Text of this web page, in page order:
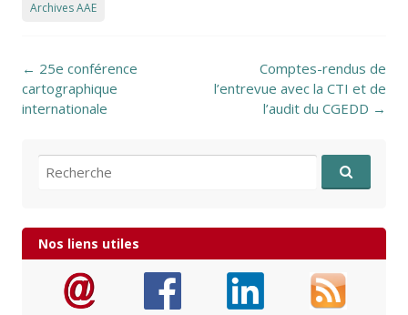
Archives AAE
Post navigation
← 25e conférence
cartographique
internationale
Comptes-rendus de
l’entrevue avec la CTI et de
l’audit du CGEDD →
Recherche pour:
Nos liens utiles